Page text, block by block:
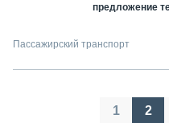
предложение
Пассажирский транспорт
1 2